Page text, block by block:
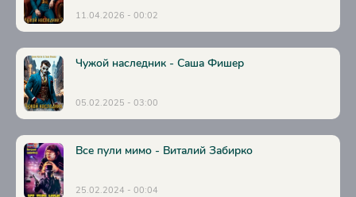
11.04.2026 - 00:02
Чужой наследник - Саша Фишер
05.02.2025 - 03:00
Все пули мимо - Виталий Забирко
25.02.2024 - 00:04